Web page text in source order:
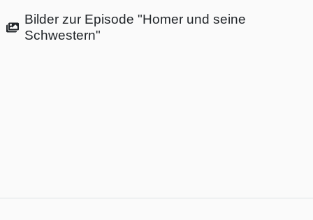
Bilder zur Episode "Homer und seine
Schwestern"